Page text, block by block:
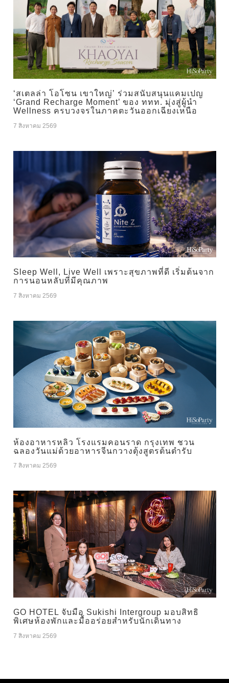
‘สเตลล่า โอโซน เขาใหญ่’ ร่วมสนับสนุนแคมเปญ
‘Grand Recharge Moment’ ของ ททท. มุ่งสู่ผู้นำ
Wellness ครบวงจรในภาคตะวันออกเฉียงเหนือ
7 สิงหาคม 2569
Sleep Well, Live Well เพราะสุขภาพที่ดี เริ่มต้นจาก
การนอนหลับที่มีคุณภาพ
7 สิงหาคม 2569
ห้องอาหารหลิว โรงแรมคอนราด กรุงเทพ ชวน
ฉลองวันแม่ด้วยอาหารจีนกวางตุ้งสูตรต้นตำรับ
7 สิงหาคม 2569
GO HOTEL จับมือ Sukishi Intergroup มอบสิทธิ
พิเศษห้องพักและมื้ออร่อยสำหรับนักเดินทาง
7 สิงหาคม 2569